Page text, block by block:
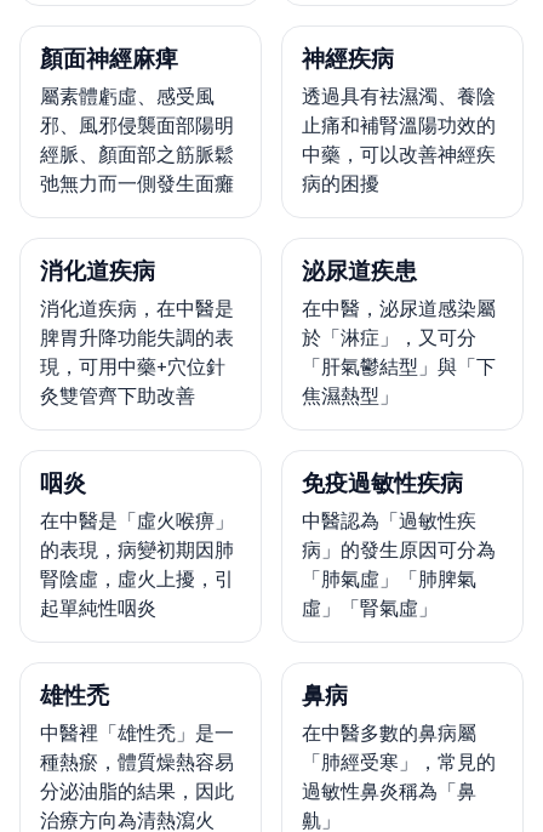
顏面神經麻痺
屬素體虧虛、感受風
邪、風邪侵襲面部陽明
經脈、顏面部之筋脈鬆
弛無力而一側發生面癱
神經疾病
透過具有袪濕濁、養陰
止痛和補腎溫陽功效的
中藥，可以改善神經疾
病的困擾
消化道疾病
消化道疾病，在中醫是
脾胃升降功能失調的表
現，可用中藥+穴位針
灸雙管齊下助改善
泌尿道疾患
在中醫，泌尿道感染屬
於「淋症」，又可分
「肝氣鬱結型」與「下
焦濕熱型」
咽炎
在中醫是「虛火喉痹」
的表現，病變初期因肺
腎陰虛，虛火上擾，引
起單純性咽炎
免疫過敏性疾病
中醫認為「過敏性疾
病」的發生原因可分為
「肺氣虛」「肺脾氣
虛」「腎氣虛」
雄性禿
中醫裡「雄性禿」是一
種熱瘀，體質燥熱容易
分泌油脂的結果，因此
治療方向為清熱瀉火
鼻病
在中醫多數的鼻病屬
「肺經受寒」，常見的
過敏性鼻炎稱為「鼻
鼽」